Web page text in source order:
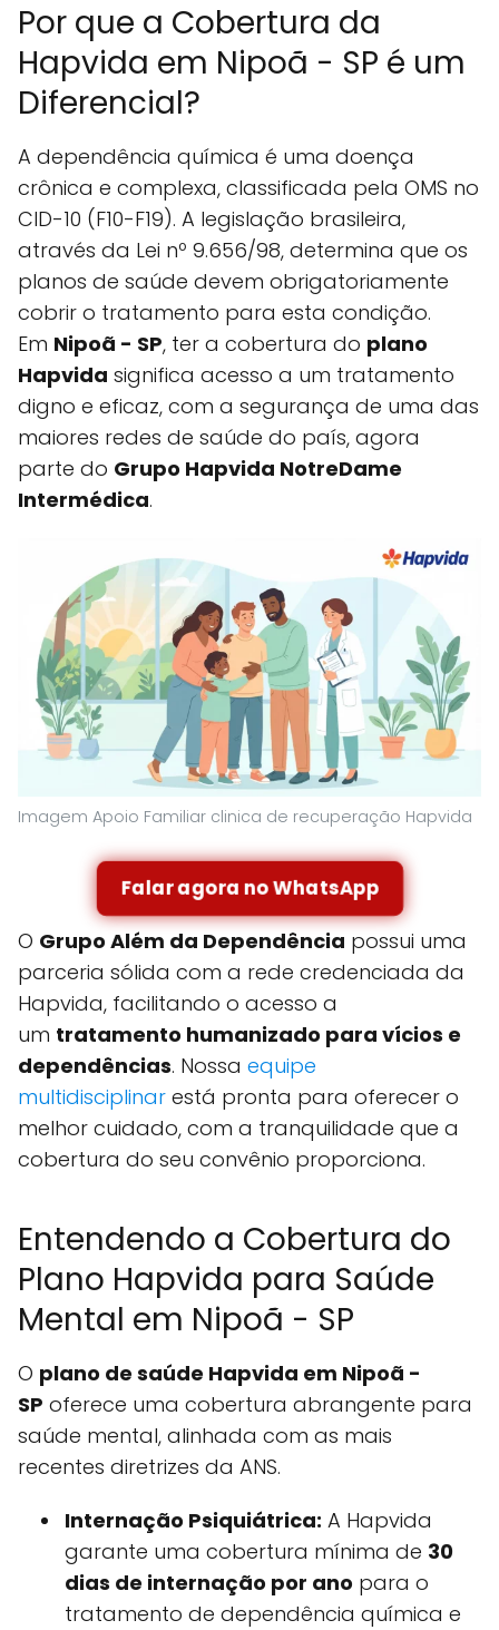
Por que a Cobertura da
Hapvida em Nipoã - SP é um
Diferencial?
A dependência química é uma doença
crônica e complexa, classificada pela OMS no
CID-10 (F10-F19). A legislação brasileira,
através da Lei nº 9.656/98, determina que os
planos de saúde devem obrigatoriamente
cobrir o tratamento para esta condição.
Em Nipoã - SP, ter a cobertura do plano
Hapvida significa acesso a um tratamento
digno e eficaz, com a segurança de uma das
maiores redes de saúde do país, agora
parte do Grupo Hapvida NotreDame
Intermédica.
Imagem Apoio Familiar clinica de recuperação Hapvida
Falar agora no WhatsApp
O Grupo Além da Dependência possui uma
parceria sólida com a rede credenciada da
Hapvida, facilitando o acesso a
um tratamento humanizado para vícios e
dependências. Nossa equipe
multidisciplinar está pronta para oferecer o
melhor cuidado, com a tranquilidade que a
cobertura do seu convênio proporciona.
Entendendo a Cobertura do
Plano Hapvida para Saúde
Mental em Nipoã - SP
O plano de saúde Hapvida em Nipoã -
SP oferece uma cobertura abrangente para
saúde mental, alinhada com as mais
recentes diretrizes da ANS.
Internação Psiquiátrica: A Hapvida
garante uma cobertura mínima de 30
dias de internação por ano para o
tratamento de dependência química e